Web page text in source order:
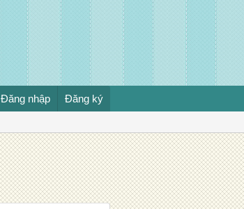
Đăng nhập Đăng ký